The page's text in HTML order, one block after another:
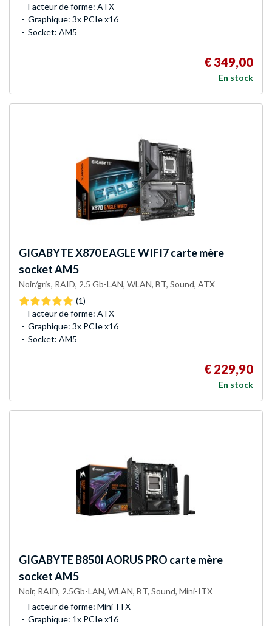
Facteur de forme: ATX
Graphique: 3x PCIe x16
Socket: AM5
€ 349,00
En stock
GIGABYTEX870 EAGLE WIFI7 carte mère
socket AM5
Noir/gris, RAID, 2.5 Gb-LAN, WLAN, BT, Sound, ATX
(1)
Facteur de forme: ATX
Graphique: 3x PCIe x16
Socket: AM5
€ 229,90
En stock
GIGABYTE B850I AORUS PRO carte mère
socket AM5
Noir, RAID, 2.5Gb-LAN, WLAN, BT, Sound, Mini-ITX
Facteur de forme: Mini-ITX
Graphique: 1x PCIe x16